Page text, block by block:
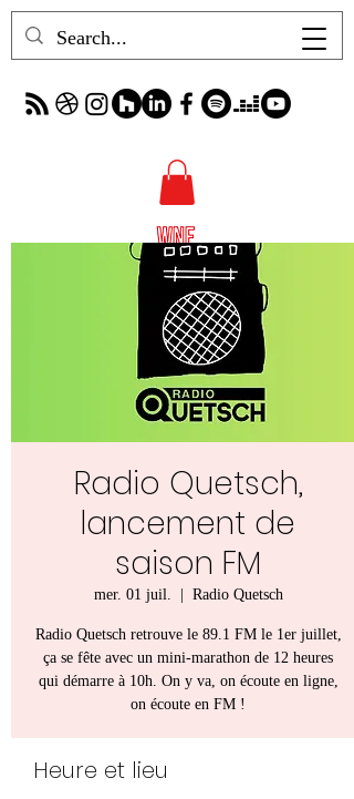
Radio Quetsch,
lancement de
saison FM
mer. 01 juil.
  |
Radio Quetsch
Radio Quetsch retrouve le 89.1 FM le 1er juillet,
ça se fête avec un mini-marathon de 12 heures
qui démarre à 10h. On y va, on écoute en ligne,
on écoute en FM !
Heure et lieu